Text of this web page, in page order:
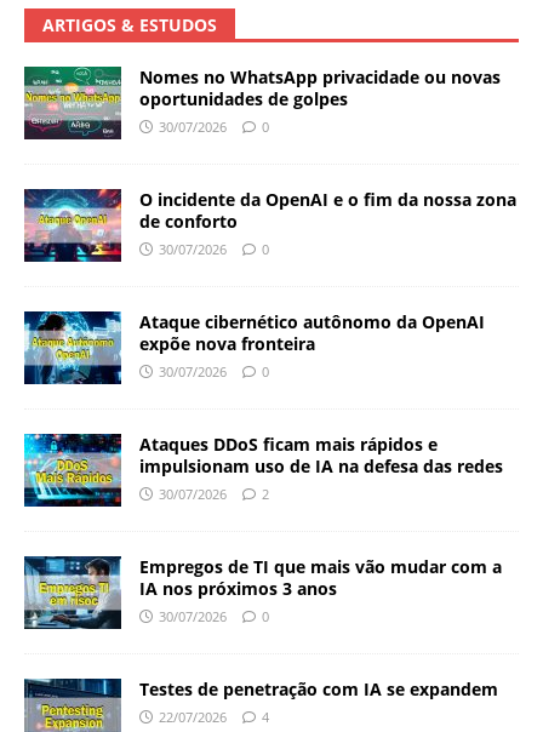
ARTIGOS & ESTUDOS
Nomes no WhatsApp privacidade ou novas
oportunidades de golpes
30/07/2026 0
O incidente da OpenAI e o fim da nossa zona
de conforto
30/07/2026 0
Ataque cibernético autônomo da OpenAI
expõe nova fronteira
30/07/2026 0
Ataques DDoS ficam mais rápidos e
impulsionam uso de IA na defesa das redes
30/07/2026 2
Empregos de TI que mais vão mudar com a
IA nos próximos 3 anos
30/07/2026 0
Testes de penetração com IA se expandem
22/07/2026 4